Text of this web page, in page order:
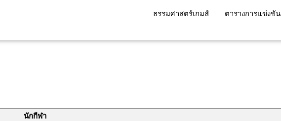
ธรรมศาสตร์เกมส์ ตารางการแข่งขัน
นักกีฬา